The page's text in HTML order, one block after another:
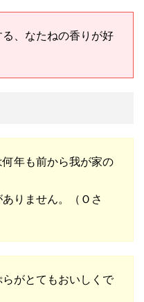
る、なたねの香りが好
年も前から我が家の
りません。（Ｏさ
がとてもおいしくで